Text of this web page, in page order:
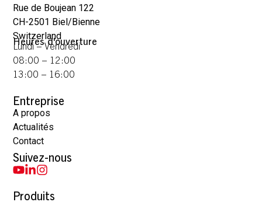
Rue de Boujean 122
CH-2501 Biel/Bienne
Switzerland
Heures d'ouverture
Lundi – Vendredi
08:00 – 12:00
13:00 – 16:00
Entreprise
A propos
Actualités
Contact
Suivez-nous
Produits